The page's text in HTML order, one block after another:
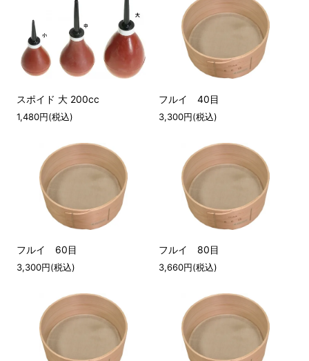
スポイド 大 200cc
1,480円(税込)
フルイ 40目
3,300円(税込)
フルイ 60目
3,300円(税込)
フルイ 80目
3,660円(税込)